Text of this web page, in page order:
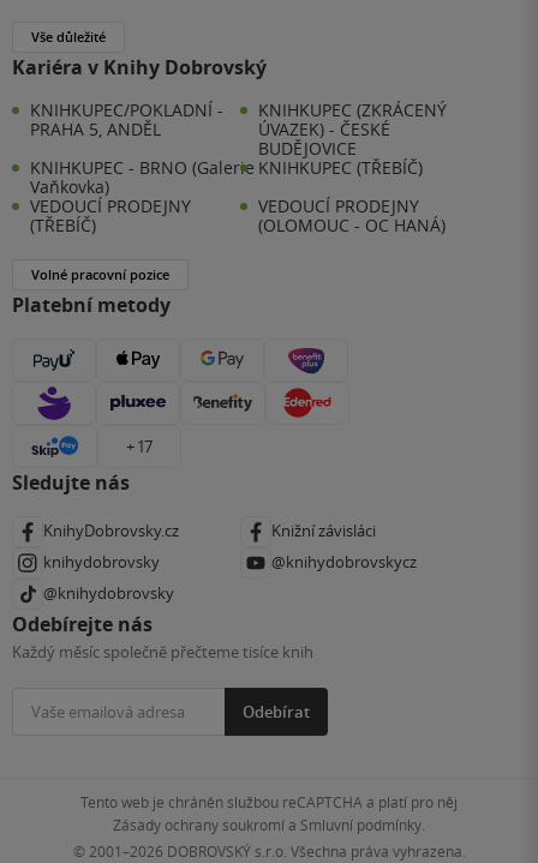
Vše důležité
Kariéra v Knihy Dobrovský
KNIHKUPEC/POKLADNÍ -
PRAHA 5, ANDĚL
KNIHKUPEC (ZKRÁCENÝ
ÚVAZEK) - ČESKÉ
BUDĚJOVICE
KNIHKUPEC - BRNO (Galerie
Vaňkovka)
KNIHKUPEC (TŘEBÍČ)
VEDOUCÍ PRODEJNY
(TŘEBÍČ)
VEDOUCÍ PRODEJNY
(OLOMOUC - OC HANÁ)
Volné pracovní pozice
Platební metody
+ 17
Sledujte nás
KnihyDobrovsky.cz
Knižní závisláci
knihydobrovsky
@knihydobrovskycz
@knihydobrovsky
Odebírejte nás
Každý měsíc společně přečteme tisíce knih
Odebírat
Tento web je chráněn službou reCAPTCHA a platí pro něj
Zásady ochrany soukromía Smluvní podmínky
© 2001–2026 DOBROVSKÝ s.r.o. Všechna práva vyhrazena.